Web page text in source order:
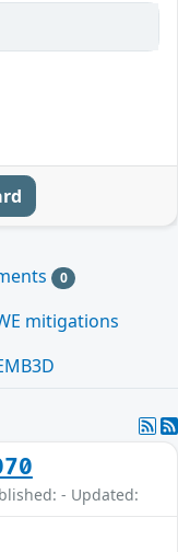
0
mitigations
- Updated: